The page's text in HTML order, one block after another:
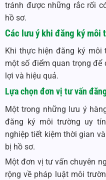
tránh được những rắc rối
hồ sơ.
Các lưu ý khi đăng ký môi
Khi thực hiện đăng ký môi
một số điểm quan trọng để
lợi và hiệu quả.
Lựa chọn đơn vị tư vấn
Một trong những lưu ý
đăng ký môi trường uy
nghiệp tiết kiệm thời gian
bị hồ sơ.
Một đơn vị tư vấn chuyên
rộng về pháp luật môi